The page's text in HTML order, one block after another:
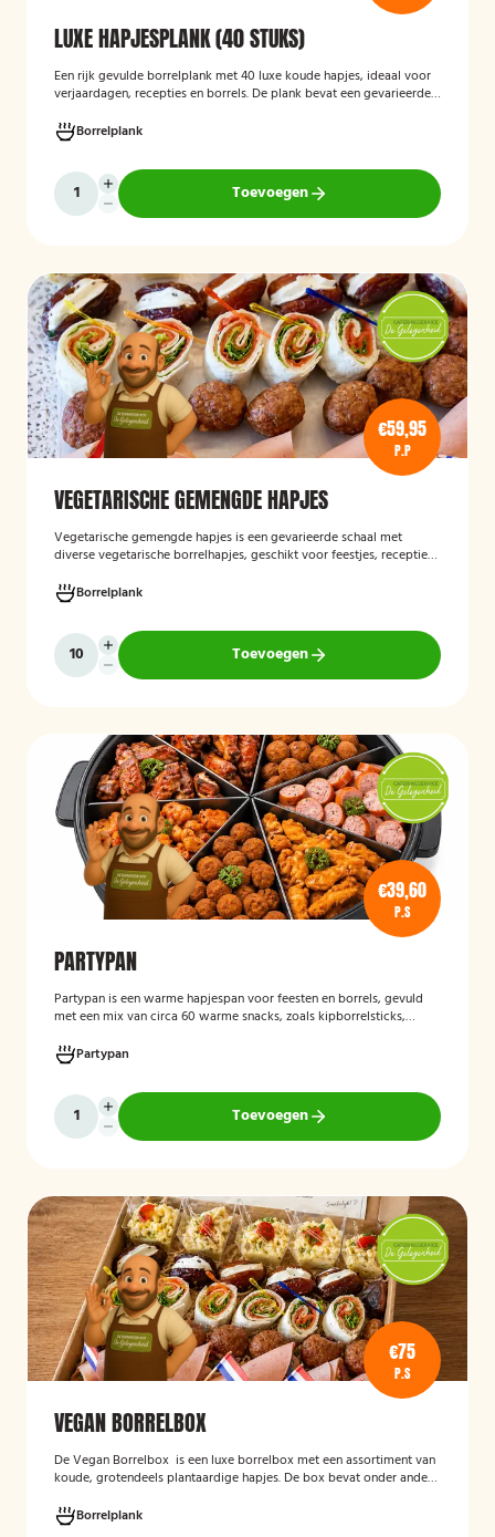
LUXE HAPJESPLANK (40 STUKS)
Een rijk gevulde borrelplank met 40 luxe koude hapjes, ideaal voor
verjaardagen, recepties en borrels. De plank bevat een gevarieerde
stijlvol worden gepresenteerd, zodat je gasten direct kunnen
genieten.
Borrelplank
Toevoegen
€59,95
P.P
VEGETARISCHE GEMENGDE HAPJES
Vegetarische gemengde hapjes is een gevarieerde schaal met
diverse vegetarische borrelhapjes, geschikt voor feestjes, recepties
smaakvolle vegetarische snacks en biedt een afwisselend
assortiment voor gasten die geen vlees eten.
Borrelplank
Toevoegen
€39,60
P.S
PARTYPAN
Partypan is een warme hapjespan voor feesten en borrels, gevuld
met een mix van circa 60 warme snacks, zoals kipborrelsticks,
geleverd en hoeft alleen nog verwarmd te worden, waardoor het
een eenvoudige en praktische cateringoplossing is voor
verjaardagen, jubilea, bedrijfsfeesten en andere bijeenkomsten.
Partypan
Toevoegen
€75
P.S
VEGAN BORRELBOX
DeVegan Borrelbox is een luxe borrelbox met een assortiment van
koude, grotendeels plantaardige hapjes. De box bevat onder andere
groenten, crostini’s en andere smaakvolle borrelhapjes die direct
serveerklaar zijn voor een feest, borrel of bijeenkomst.
Borrelplank